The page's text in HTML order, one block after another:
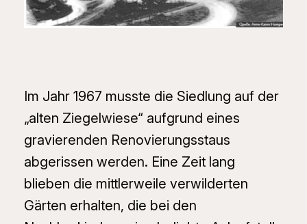
Im Jahr 1967 musste die Siedlung auf der
„alten Ziegelwiese“ aufgrund eines
gravierenden Renovierungsstaus
abgerissen werden. Eine Zeit lang
blieben die mittlerweile verwilderten
Gärten erhalten, die bei den